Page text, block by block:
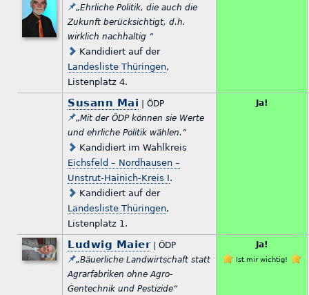
„Ehrliche Politik, die auch die
Zukunft berücksichtigt, d.h.
wirklich nachhaltig “
Kandidiert auf der
Landesliste Thüringen,
Listenplatz 4.
Susann Mai | ÖDP
„Mit der ÖDP können sie Werte
und ehrliche Politik wählen.“
Kandidiert im Wahlkreis
Eichsfeld – Nordhausen –
Unstrut-Hainich-Kreis I.
Kandidiert auf der
Landesliste Thüringen,
Listenplatz 1.
Ja!
Ludwig Maier| ÖDP
„Bäuerliche Landwirtschaft statt
Agrarfabriken ohne Agro-
Gentechnik und Pestizide“
Ja!
Ist mir wichtig!